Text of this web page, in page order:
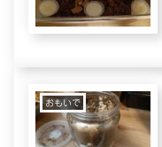
おもいで